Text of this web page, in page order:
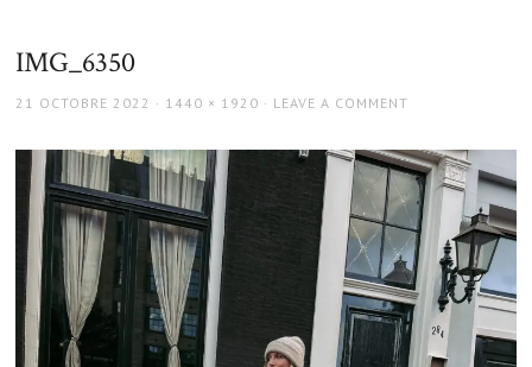
IMG_6350
POSTED
21 OCTOBRE 2022
FULL
1440 × 1920 LEAVE A COMMENT